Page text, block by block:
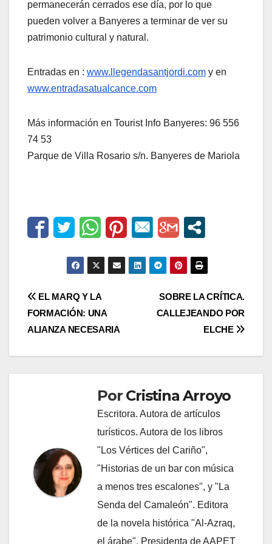
permanecerán cerrados ese día, por lo que
pueden volver a Banyeres a terminar de ver su
patrimonio cultural y natural.
Entradas en : www.llegendasantjordi.com y en
www.entradasatualcance.com
Más información en Tourist Info Banyeres: 96 556
74 53
Parque de Villa Rosario s/n. Banyeres de Mariola
Navegación
de
entradas
SOBRE LA CRÍTICA.
CALLEJEANDO POR
ELCHE
EL MARQ Y LA
FORMACIÓN: UNA
ALIANZA NECESARIA
Por Cristina Arroyo
Escritora. Autora de artículos
turísticos. Autora de los libros
"Los Vértices del Cariño",
"Historias de un bar con música
a menos tres escalones", y "La
Senda del Camaleón". Editora
de la novela histórica "Al-Azraq,
el árabe". Presidenta de AAPET